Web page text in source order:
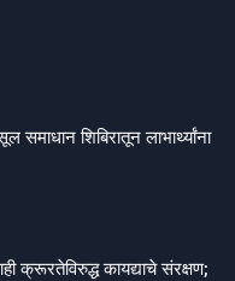
समाधान शिबिरातून लाभार्थ्यांना
क्रूरतेविरुद्ध कायद्याचे संरक्षण;